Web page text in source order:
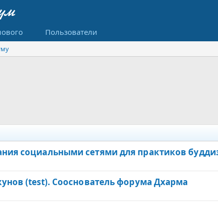
Пользователи
социальными сетями для практиков
(test). Сооснователь форума Дхарма